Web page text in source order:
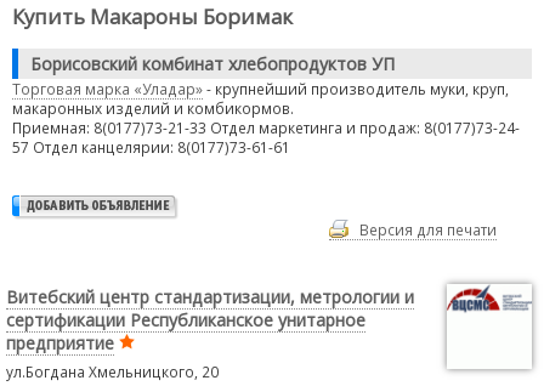
Купить Макароны Боримак
Борисовский комбинат хлебопродуктов УП
Торговая марка «Уладар»- крупнейший производитель муки, круп,
макаронных изделий и комбикормов.
Приемная: 8(0177)73-21-33 Отдел маркетинга и продаж: 8(0177)73-24-
57 Отдел канцелярии: 8(0177)73-61-61
Версия для печати
Витебский центр стандартизации, метрологии и
сертификации Республиканское унитарное
предприятие
ул.Богдана Хмельницкого, 20